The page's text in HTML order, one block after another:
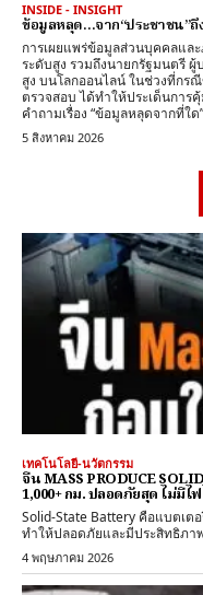
INSIDE - INSIGHT
ข้อมูลหลุด…จาก“ประชาชน”ถึ
การเผยแพร่ข้อมูลส่วนบุคคลแล
ระดับสูง รวมถึงนายกรัฐมนตรี
สูง บนโลกออนไลน์ ในช่วงที่กร
ตรวจสอบ ได้ทำให้ประเด็นกา
คำถามเรื่อง “ข้อมูลหลุดจากที่ใด”
5 สิงหาคม 2026
เทคโนโลยี-นวัตกรรม
จีน MASS PRODUCE
1,000+ กม. ปลอดภัยสุด ไม่มีไ
Solid-State Battery คือแบตเต
ทำให้ปลอดภัยและมีประสิทธิภา
4 พฤษภาคม 2026